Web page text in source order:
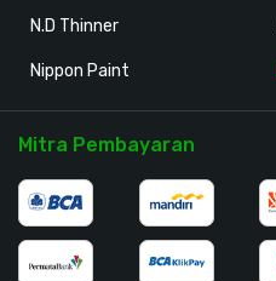
N.D Thinner
Nippon Paint
Mitra Pembayaran